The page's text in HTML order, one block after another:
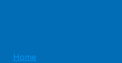
Home